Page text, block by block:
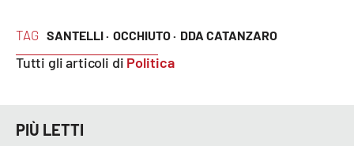
Le perfidie di Antonella Grippo
TAG SANTELLI · OCCHIUTO · DDA CATANZARO
Tutti gli articoli di Politica
PIÙ LETTI